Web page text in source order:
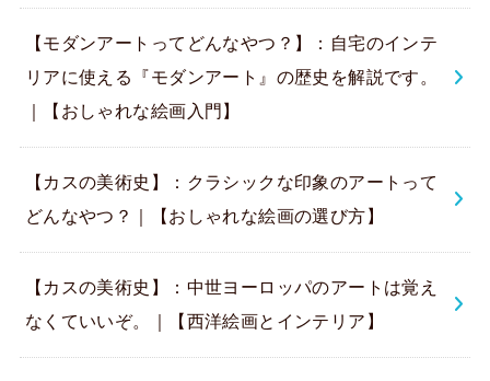
【モダンアートってどんなやつ？】：自宅のインテ
リアに使える『モダンアート』の歴史を解説です。
｜【おしゃれな絵画入門】
【カスの美術史】：クラシックな印象のアートって
どんなやつ？｜【おしゃれな絵画の選び方】
【カスの美術史】：中世ヨーロッパのアートは覚え
なくていいぞ。｜【西洋絵画とインテリア】